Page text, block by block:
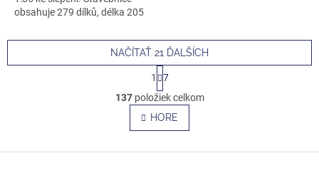
obsahuje 279 dílků, délka 205
O
v
l
á
NAČÍTAŤ 21 ĎALŠÍCH
S
t
r
á
n
k
v
1
7
137položiek celkom
HORE